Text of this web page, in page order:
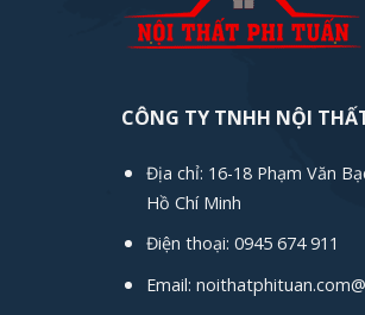
CÔNG TY TNHH NỘI
Địa chỉ: 16-18 Phạm Văn
Hồ Chí Minh
Điện thoại: 0945 674 911
Email: